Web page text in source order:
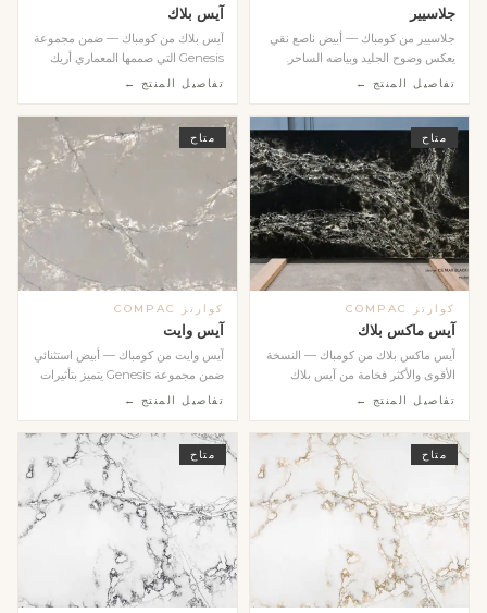
جلاسيير
جلاسيير من كومباك — أبيض ناصع نقي
يعكس وضوح الجليد وبياضه الساحر.
يمنح المساحات ...
تفاصيل المنتج ←
آيس بلاك
آيس بلاك من كومباك — ضمن مجموعة
Genesis التي صممها المعماري أريك
ليفي. يتميز بلو...
تفاصيل المنتج ←
متاح
كوارتز COMPAC
آيس ماكس بلاك
آيس ماكس بلاك من كومباك — النسخة
الأقوى والأكثر فخامة من آيس بلاك
ضمن مجموعة Gen...
تفاصيل المنتج ←
متاح
كوارتز COMPAC
آيس وايت
آيس وايت من كومباك — أبيض استثنائي
ضمن مجموعة Genesis يتميز بتأثيرات
بصرية دقيقة...
تفاصيل المنتج ←
متاح متاح